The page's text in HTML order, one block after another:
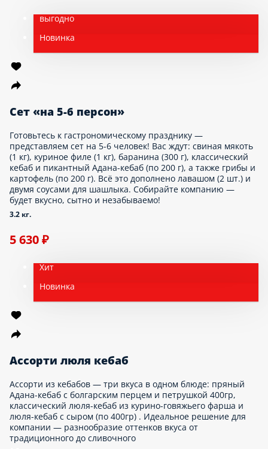
выгодно
Новинка
Сет «на 5-6 персон»
Готовьтесь к гастрономическому празднику —
представляем сет на 5-6 человек! Вас ждут: свиная мякоть
(1 кг), куриное филе (1 кг), баранина (300 г), классический
кебаб и пикантный Адана-кебаб (по 200 г), а также грибы и
картофель (по 200 г). Всё это дополнено лавашом (2 шт.) и
двумя соусами для шашлыка. Собирайте компанию —
будет вкусно, сытно и незабываемо!
3.2 кг.
5 630 ₽
Хит
Новинка
Ассорти люля кебаб
Ассорти из кебабов — три вкуса в одном блюде: пряный
Адана-кебаб с болгарским перцем и петрушкой 400гр,
классический люля-кебаб из курино-говяжьего фарша и
люля-кебаб с сыром (по 400гр) . Идеальное решение для
компании — разнообразие оттенков вкуса от
традиционного до сливочного